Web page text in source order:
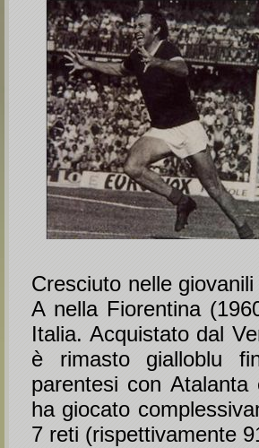
Cresciuto nelle
A nella Fiorentina
Italia. Acquistato dal
è rimasto gialloblu
parentesi con
ha giocato
7 reti (rispettivamente